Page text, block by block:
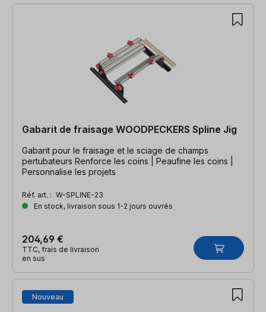
Gabarit de fraisage WOODPECKERS Spline Jig
Gabarit pour le fraisage et le sciage de champs
pertubateurs Renforce les coins | Peaufine les coins |
Personnalise les projets
Réf. art. : W-SPLINE-23
En stock, livraison sous 1-2 jours ouvrés
204,69 €
TTC, frais de livraison
en sus
Nouveau